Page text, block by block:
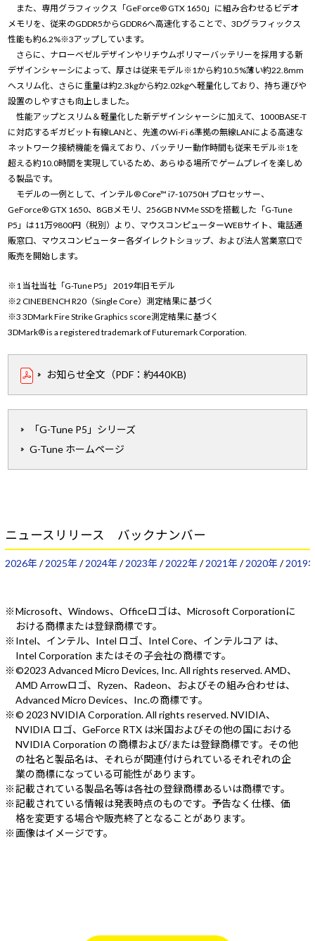
また、専用グラフィックス「GeForce® GTX 1650」に組み合わせるビデオ
メモリを、従来のGDDR5からGDDR6へ高速化することで、3Dグラフィックス
性能も約6.2%※3アップしています。
さらに、ナローベゼルデザインやリチウムポリマーバッテリーを採用する新
デザインシャーシによって、厚さは従来モデル※1から約10.5%薄い約22.8mm
へスリム化、さらに重量は約2.3kgから約2.02kgへ軽量化しており、持ち運びや
設置のしやすさも向上しました。
性能アップとスリム＆軽量化した新デザインシャーシに加えて、1000BASE-T
に対応するギガビット有線LANと、先進のWi-Fi 6準拠の無線LANによる高速な
ネットワーク接続機能を備えており、バッテリー動作時間も従来モデル※1を
超える約10.0時間を実現しているため、あらゆる場所でゲームプレイを楽しめ
る製品です。
モデルの一例として、インテル® Core™ i7-10750H プロセッサー、
GeForce® GTX 1650、8GBメモリ、256GB NVMe SSDを搭載した「G-Tune
P5」は11万9800円（税別）より、マウスコンピューターWEBサイト、電話通
販窓口、マウスコンピューター各ダイレクトショップ、および法人営業窓口で
販売を開始します。
※1 当社当社「G-Tune P5」 2019年旧モデル
※2 CINEBENCH R20（Single Core）測定結果に基づく
※3 3DMark Fire Strike Graphics score測定結果に基づく
3DMark® is a registered trademark of Futuremark Corporation.
お知らせ全文（PDF：約440KB)
「G-Tune P5」シリーズ
G-Tune ホームページ
ニュースリリース バックナンバー
2026年/2025年/2024年/2023年/2022年/2021年/2020年/2019
Microsoft、Windows、Officeロゴは、Microsoft Corporationに
おける商標または登録商標です。
Intel、インテル、Intel ロゴ、Intel Core、インテルコア は、
Intel Corporation またはその子会社の商標です。
©2023 Advanced Micro Devices, Inc. All rights reserved. AMD、
AMD Arrowロゴ、Ryzen、Radeon、およびその組み合わせは、
Advanced Micro Devices、Inc.の商標です。
© 2023 NVIDIA Corporation. All rights reserved. NVIDIA、
NVIDIA ロゴ、GeForce RTX は米国およびその他の国における
NVIDIA Corporation の商標および/または登録商標です。その他
の社名と製品名は、それらが関連付けられているそれぞれの企
業の商標になっている可能性があります。
記載されている製品名等は各社の登録商標あるいは商標です。
記載されている情報は発表時点のものです。予告なく仕様、価
格を変更する場合や販売終了となることがあります。
画像はイメージです。